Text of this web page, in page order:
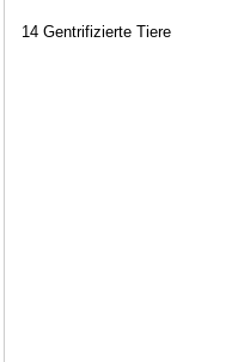
14 Gentrifizierte Tiere